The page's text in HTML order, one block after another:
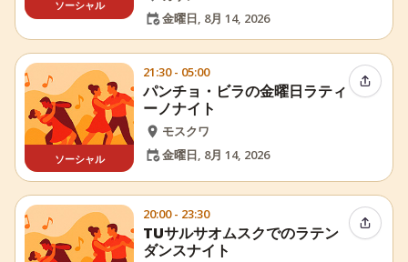
ソーシャル
金曜日, 8月 14, 2026
ソーシャル
21:30 - 05:00
パンチョ・ビラの金曜日ラティ
ーノナイト
モスクワ
金曜日, 8月 14, 2026
イベン
20:00 - 23:30
TUサルサオムスクでのラテン
ダンスナイト
イベン